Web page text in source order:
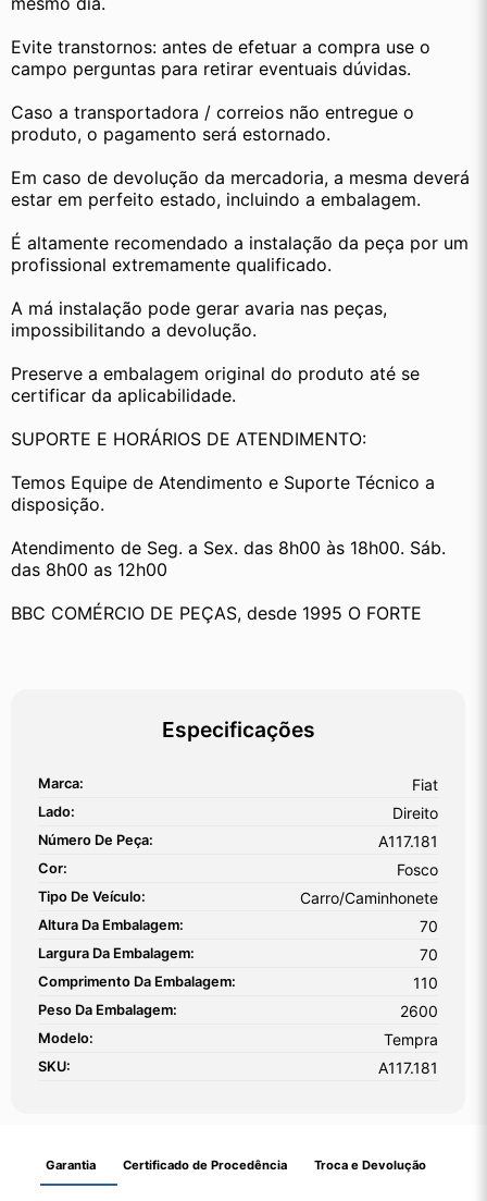
Evite transtornos: antes de efetuar a compra use o
campo perguntas para retirar eventuais dúvidas.
Caso a transportadora / correios não entregue o
produto, o pagamento será estornado.
Em caso de devolução da mercadoria, a mesma deverá
estar em perfeito estado, incluindo a embalagem.
É altamente recomendado a instalação da peça por um
profissional extremamente qualificado.
A má instalação pode gerar avaria nas peças,
impossibilitando a devolução.
Preserve a embalagem original do produto até se
certificar da aplicabilidade.
SUPORTE E HORÁRIOS DE ATENDIMENTO:
Temos Equipe de Atendimento e Suporte Técnico a
disposição.
Atendimento de Seg. a Sex. das 8h00 às 18h00. Sáb.
das 8h00 as 12h00
BBC COMÉRCIO DE PEÇAS, desde 1995 O FORTE
Especificações
Marca: Fiat
Lado: Direito
Número De Peça: A117.181
Cor: Fosco
Tipo De Veículo: Carro/Caminhonete
Altura Da Embalagem: 70
Largura Da Embalagem: 70
Comprimento Da Embalagem: 110
Peso Da Embalagem: 2600
Modelo: Tempra
SKU: A117.181
Garantia Certificado de Procedência Troca e Devolução